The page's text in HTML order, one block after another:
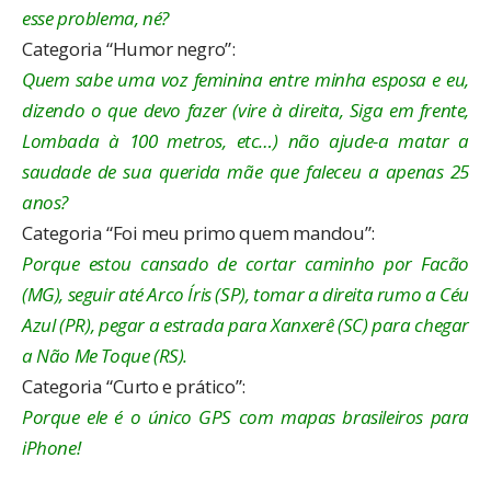
esse problema, né?
Categoria “Humor negro”:
Quem sabe uma voz feminina entre minha esposa e eu,
dizendo o que devo fazer (vire à direita, Siga em frente,
Lombada à 100 metros, etc…) não ajude-a matar a
saudade de sua querida mãe que faleceu a apenas 25
anos?
Categoria “Foi meu primo quem mandou”:
Porque estou cansado de cortar caminho por Facão
(MG), seguir até Arco Íris (SP), tomar a direita rumo a Céu
Azul (PR), pegar a estrada para Xanxerê (SC) para chegar
a Não Me Toque (RS).
Categoria “Curto e prático”:
Porque ele é o único GPS com mapas brasileiros para
iPhone!